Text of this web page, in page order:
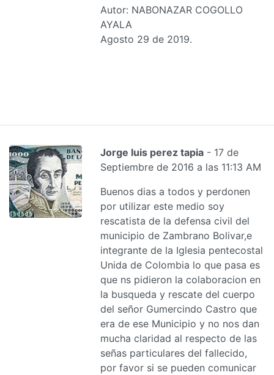
Autor: NABONAZAR COGOLLO
AYALA
Agosto 29 de 2019.
Jorge luis perez tapia - 17 de
Septiembre de 2016 a las 11:13 AM
Buenos dias a todos y perdonen
por utilizar este medio soy
rescatista de la defensa civil del
municipio de Zambrano Bolivar,e
integrante de la Iglesia pentecostal
Unida de Colombia lo que pasa es
que ns pidieron la colaboracion en
la busqueda y rescate del cuerpo
del señor Gumercindo Castro que
era de ese Municipio y no nos dan
mucha claridad al respecto de las
señas particulares del fallecido,
por favor si se pueden comunicar